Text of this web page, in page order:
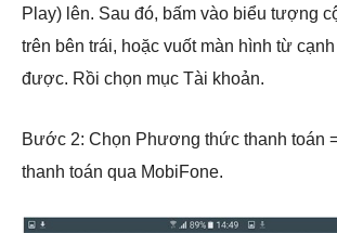
Play) lên. Sau đó, bấm vào biểu tượng
trên bên trái, hoặc vuốt màn hình từ
được. Rồi chọn mục Tài khoản.
Bước 2: Chọn Phương thức thanh toán
thanh toán qua MobiFone.